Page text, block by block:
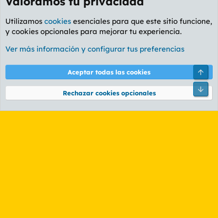
Foro General
Cookies
PL OLDSTYLE AMARILLO
Términos y reglas Política de privacidad Ayuda
Community platform by XenForo® © 2010-2026 XenForo Ltd.
Utilizamos cookies esenciales para que este sitio funcione,
y cookies opcionales para mejorar tu experiencia.
Ver más información y configurar tus preferencias
Aceptar todas las cookies
Rechazar cookies opcionales
Pie